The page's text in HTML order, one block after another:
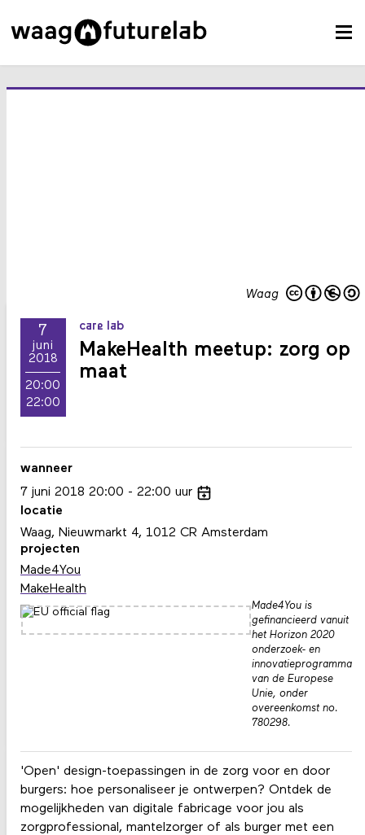
Waag
7
juni
2018
20:00
22:00
care lab
MakeHealth meetup: zorg op
maat
'Open' design-toepassingen in de zorg voor en door
burgers: hoe personaliseer je ontwerpen? Ontdek de
mogelijkheden van digitale fabricage voor jou als
zorgprofessional, mantelzorger of als burger met een
wanneer
7 juni 2018 20:00 22:00 uur
locatie
Waag, Nieuwmarkt 4, 1012 CR Amsterdam
projecten
Made4You
MakeHealth
Made4You is
gefinancieerd vanuit
het Horizon 2020
onderzoek- en
innovatieprogramma
van de Europese
Unie, onder
overeenkomst no.
780298.